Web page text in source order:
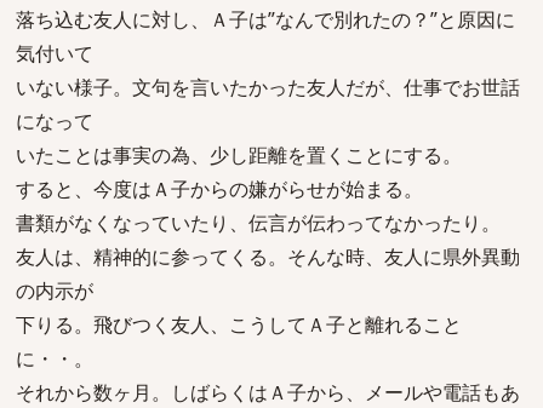
落ち込む友人に対し、Ａ子は”なんで別れたの？”と原因に
気付いて
いない様子。文句を言いたかった友人だが、仕事でお世話
になって
いたことは事実の為、少し距離を置くことにする。
すると、今度はＡ子からの嫌がらせが始まる。
書類がなくなっていたり、伝言が伝わってなかったり。
友人は、精神的に参ってくる。そんな時、友人に県外異動
の内示が
下りる。飛びつく友人、こうしてＡ子と離れること
に・・。
それから数ヶ月。しばらくはＡ子から、メールや電話もあ